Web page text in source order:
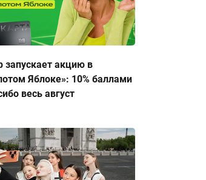
запускает акцию в
Яблоке»: 10% баллами
весь август